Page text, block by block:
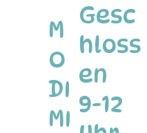
M
O
DI
MI
Gesc
hloss
en
9-12